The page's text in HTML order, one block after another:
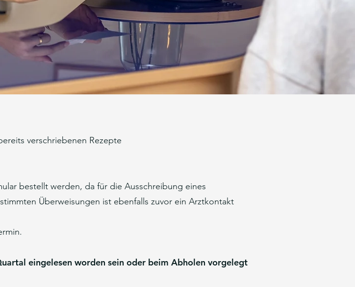
verschriebenen Rezepte
bestellt werden, da für die Ausschreibung eines
Überweisungen ist ebenfalls zuvor ein Arztkontakt
eingelesen worden sein oder beim Abholen vorgelegt